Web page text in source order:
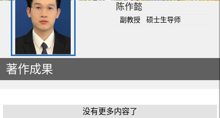
陈作懿
副教授 硕士生导师
著作成果
没有更多内容了